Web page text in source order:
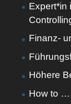
Expert*in
Finanz-
Höhere
How to …